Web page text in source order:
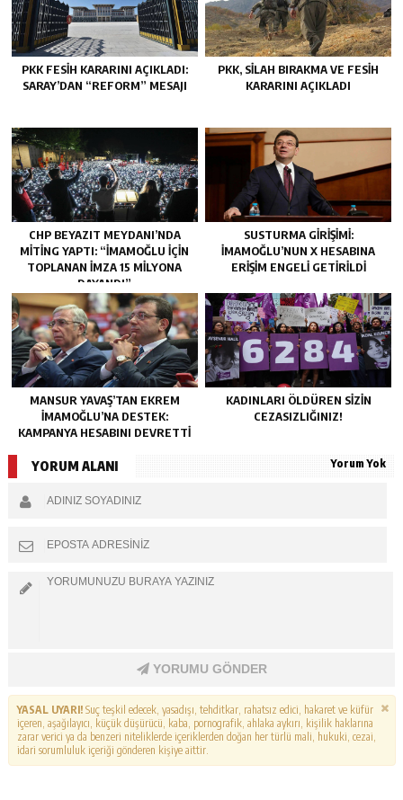
PKK FESIH KARARINI AÇIKLADI:
SARAY’DAN “REFORM” MESAJI
PKK, SILAH BIRAKMA VE FESIH
KARARINI AÇIKLADI
CHP BEYAZIT MEYDANI’NDA
MITING YAPTI: “İMAMOĞLU IÇIN
TOPLANAN IMZA 15 MILYONA
DAYANDI”
SUSTURMA GIRIŞIMI:
İMAMOĞLU’NUN X HESABINA
ERIŞIM ENGELI GETIRILDI
MANSUR YAVAŞ’TAN EKREM
İMAMOĞLU’NA DESTEK:
KAMPANYA HESABINI DEVRETTI
KADINLARI ÖLDÜREN SIZIN
CEZASIZLIĞINIZ!
YORUM ALANI Yorum Yok
YORUMU GÖNDER
YASAL UYARI!Suç teşkil edecek, yasadışı, tehditkar, rahatsız edici, hakaret ve küfür
içeren, aşağılayıcı, küçük düşürücü, kaba, pornografik, ahlaka aykırı, kişilik haklarına
zarar verici ya da benzeri niteliklerde içeriklerden doğan her türlü mali, hukuki, cezai,
idari sorumluluk içeriği gönderen kişiye aittir.